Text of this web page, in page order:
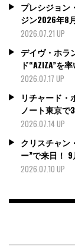
プレシジョン
ジン2026年8
2026.07.21 UP
デイヴ・ホラ
ド“AZIZA”を
2026.07.17 UP
リチャード・
ノート東京で
2026.07.14 UP
クリスチャン
ー”で来日！
2026.07.10 UP